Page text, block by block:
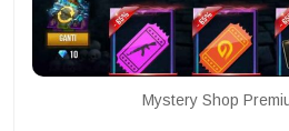
Mystery Shop